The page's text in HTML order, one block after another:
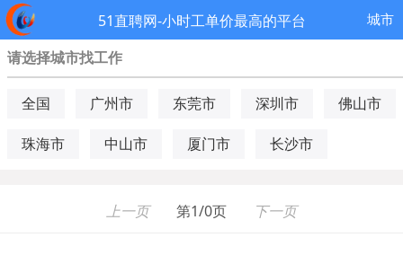
51直聘网-小时工单价最高的平台 城市
请选择城市找工作
全国 广州市 东莞市 深圳市 佛山市
珠海市 中山市 厦门市 长沙市
上一页 第1/0页 下一页